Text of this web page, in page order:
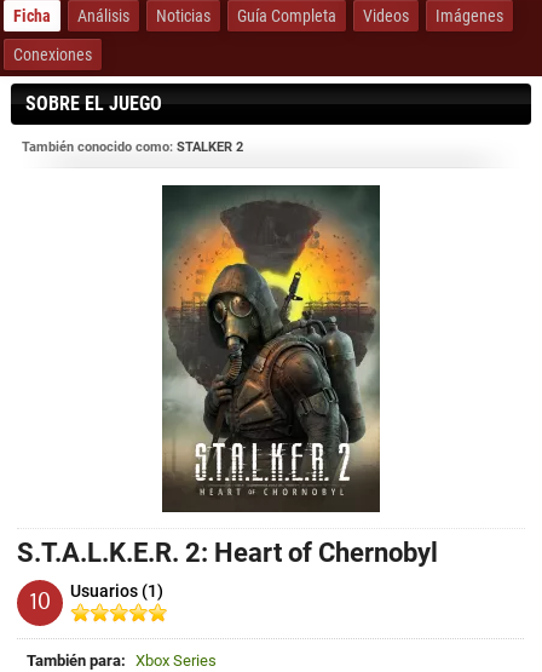
Ficha Análisis Noticias Guía Completa Videos
Imágenes
Conexiones
SOBRE EL JUEGO
También conocido como: STALKER 2
S.T.A.L.K.E.R. 2: Heart of Chernobyl
10 Usuarios (1)
También para: Xbox Series